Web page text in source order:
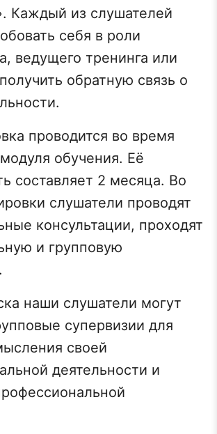
Каждый из слушателей
себя в роли
ведущего тренинга или
обратную связь о
проводится во время
обучения. Её
составляет 2 месяца. Во
слушатели проводят
консультации, проходят
и групповую
наши слушатели могут
супервизии для
своей
деятельности и